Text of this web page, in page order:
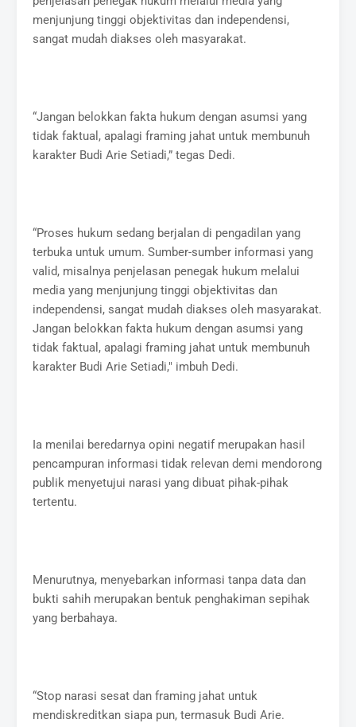
menjunjung tinggi objektivitas dan independensi,
sangat mudah diakses oleh masyarakat.
“Jangan belokkan fakta hukum dengan asumsi yang
tidak faktual, apalagi framing jahat untuk membunuh
karakter Budi Arie Setiadi,” tegas Dedi.
“Proses hukum sedang berjalan di pengadilan yang
terbuka untuk umum. Sumber-sumber informasi yang
valid, misalnya penjelasan penegak hukum melalui
media yang menjunjung tinggi objektivitas dan
independensi, sangat mudah diakses oleh masyarakat.
Jangan belokkan fakta hukum dengan asumsi yang
tidak faktual, apalagi framing jahat untuk membunuh
karakter Budi Arie Setiadi," imbuh Dedi.
Ia menilai beredarnya opini negatif merupakan hasil
pencampuran informasi tidak relevan demi mendorong
publik menyetujui narasi yang dibuat pihak-pihak
tertentu.
Menurutnya, menyebarkan informasi tanpa data dan
bukti sahih merupakan bentuk penghakiman sepihak
yang berbahaya.
“Stop narasi sesat dan framing jahat untuk
mendiskreditkan siapa pun, termasuk Budi Arie.